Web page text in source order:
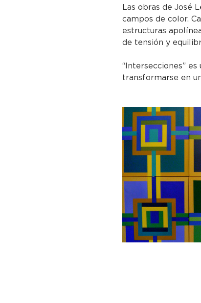
Las obras de José
campos de color.
estructuras
de tensión y
“Intersecciones”
transformarse en